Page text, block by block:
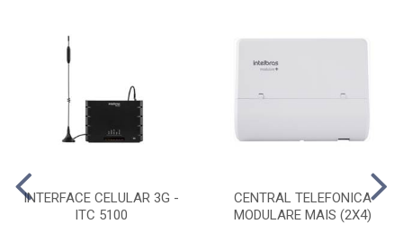
INTERFACE CELULAR 3G -
ITC 5100
CENTRAL TELEFONICA
MODULARE MAIS (2X4)